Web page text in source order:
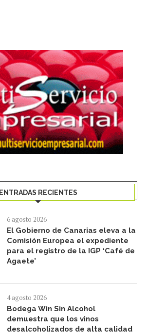
ENTRADAS RECIENTES
6 agosto 2026
El Gobierno de Canarias eleva a la
Comisión Europea el expediente
para el registro de la IGP ‘Café de
Agaete’
4 agosto 2026
Bodega Win Sin Alcohol
demuestra que los vinos
desalcoholizados de alta calidad